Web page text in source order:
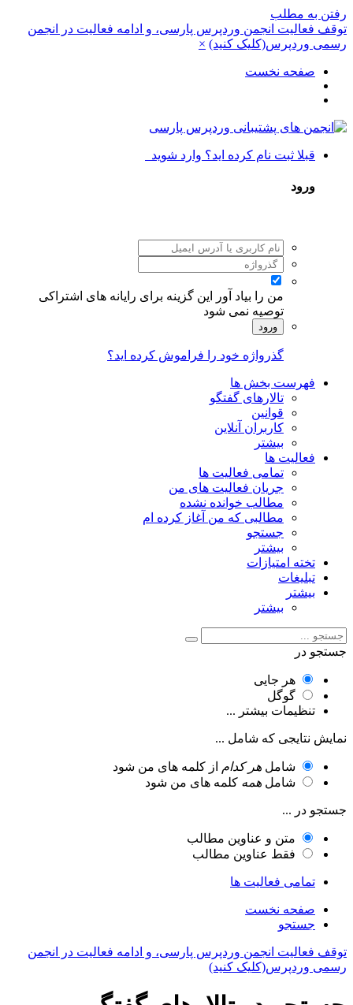
رفتن به مطلب
توقف فعالیت انجمن وردپرس پارسی، و ادامه فعالیت در انجمن
رسمی وردپرس(کلیک کنید) ×
صفحه نخست
قبلا ثبت نام کرده اید؟ وارد شوید
ورود
من را بیاد آور
این گزینه برای رایانه های اشتراکی
توصیه نمی شود
ورود
گذرواژه خود را فراموش کرده اید؟
فهرست بخش ها
تالارهای گفتگو
قوانین
کاربران آنلاین
بیشتر
فعالیت ها
تمامی فعالیت ها
جریان فعالیت های من
مطالب خوانده نشده
مطالبی که من آغاز کرده ام
جستجو
بیشتر
تخته امتیازات
تبلیغات
بیشتر
بیشتر
جستجو در
هر جایی
گوگل
تنظیمات بیشتر ...
نمایش نتایجی که شامل ...
شامل هر کدام از کلمه های من شود
شامل همه کلمه های من شود
جستجو در ...
متن و عناوین مطالب
فقط عناوین مطالب
تمامی فعالیت ها
صفحه نخست
جستجو
توقف فعالیت انجمن وردپرس پارسی، و ادامه فعالیت در انجمن
رسمی وردپرس(کلیک کنید)